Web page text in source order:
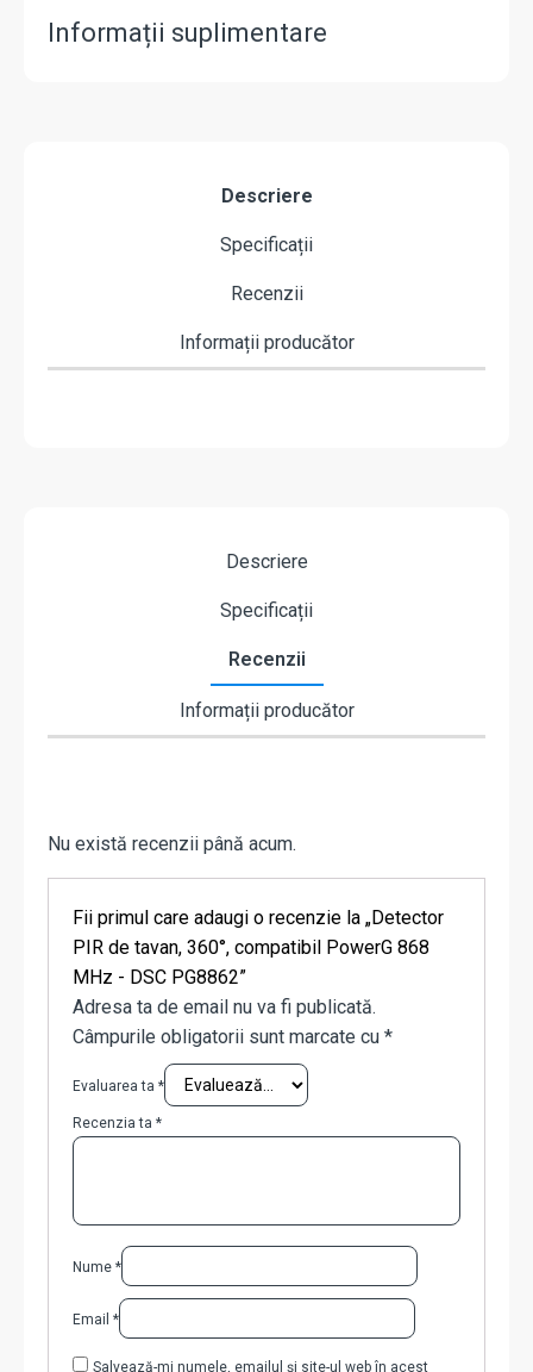
Informații suplimentare
Descriere
Specificații
Recenzii
Informații producător
Descriere
Specificații
Recenzii
Informații producător
Nu există recenzii până acum.
Fii primul care adaugi o recenzie la „Detector
PIR de tavan, 360°, compatibil PowerG 868
MHz - DSC PG8862”
Adresa ta de email nu va fi publicată.
Câmpurile obligatorii sunt marcate cu *
Evaluarea ta *
Recenzia ta *
Nume *
Email *
Salvează-mi numele, emailul și site-ul web în acest